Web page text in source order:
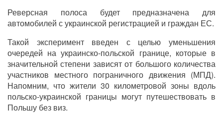
Реверсная полоса будет предназначена для
автомобилей с украинской регистрацией и граждан ЕС.
Такой эксперимент введен с целью уменьшения
очередей на украинско-польской границе, которые в
значительной степени зависят от большого количества
участников местного пограничного движения (МПД).
Напомним, что жители 30 километровой зоны вдоль
польско-украинской границы могут путешествовать в
Польшу без виз.